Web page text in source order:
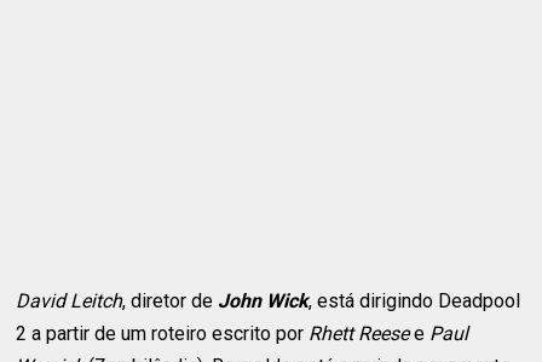
David Leitch, diretor de John Wick, está dirigindo Deadpool
2 a partir de um roteiro escrito por Rhett Reesee Paul